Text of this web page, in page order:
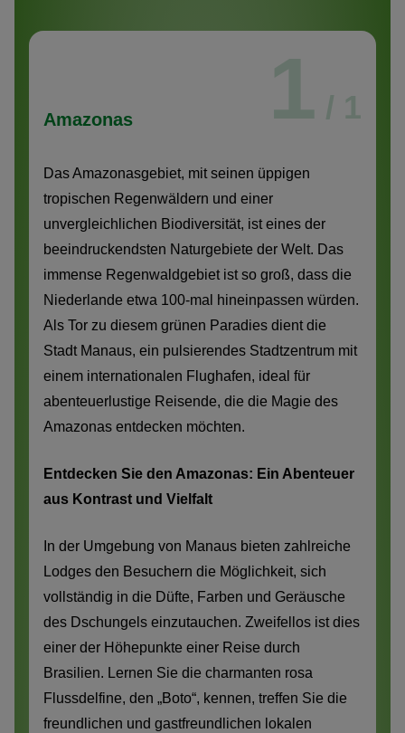
Amazonas 1 / 1
Das Amazonasgebiet, mit seinen üppigen
tropischen Regenwäldern und einer
unvergleichlichen Biodiversität, ist eines der
beeindruckendsten Naturgebiete der Welt. Das
immense Regenwaldgebiet ist so groß, dass die
Niederlande etwa 100-mal hineinpassen würden.
Als Tor zu diesem grünen Paradies dient die
Stadt Manaus, ein pulsierendes Stadtzentrum mit
einem internationalen Flughafen, ideal für
abenteuerlustige Reisende, die die Magie des
Amazonas entdecken möchten.
Entdecken Sie den Amazonas: Ein Abenteuer
aus Kontrast und Vielfalt
In der Umgebung von Manaus bieten zahlreiche
Lodges den Besuchern die Möglichkeit, sich
vollständig in die Düfte, Farben und Geräusche
des Dschungels einzutauchen. Zweifellos ist dies
einer der Höhepunkte einer Reise durch
Brasilien. Lernen Sie die charmanten rosa
Flussdelfine, den „Boto“, kennen, treffen Sie die
freundlichen und gastfreundlichen lokalen